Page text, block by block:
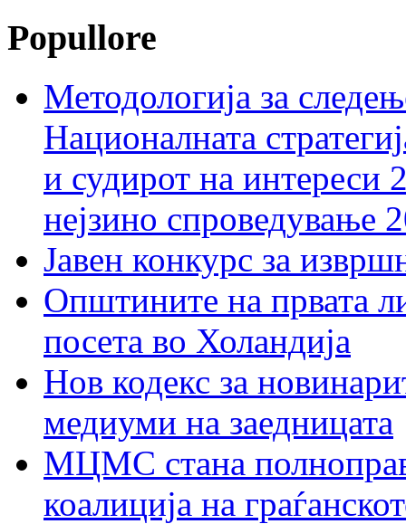
Popullore
Методологија за
Националната
и судирот на интереси
нејзино спроведување
Јавен конкурс за
Општините на првата
посета во Холандија
Нов кодекс за
медиуми на заедницата
МЦМС стана
коалиција на